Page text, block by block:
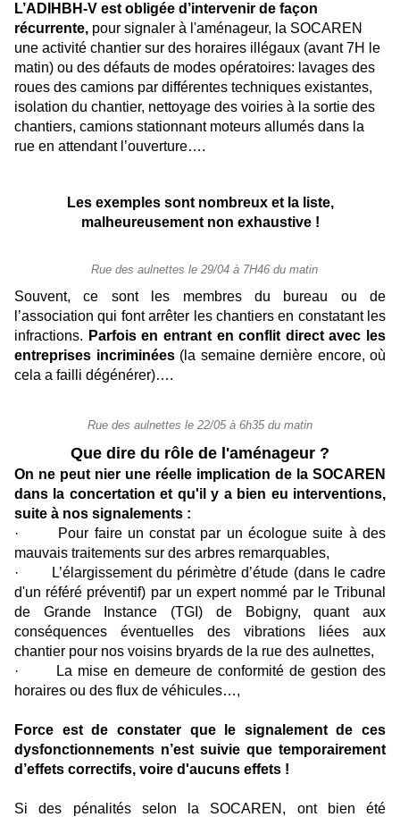
L’ADIHBH-V est obligée d’intervenir de façon
récurrente, pour signaler à l'aménageur, la SOCAREN
une activité chantier sur des horaires illégaux (avant 7H le
matin) ou des défauts de modes opératoires: lavages des
roues des camions par différentes techniques existantes,
isolation du chantier, nettoyage des voiries à la sortie des
chantiers, camions stationnant moteurs allumés dans la
rue en attendant l’ouverture….
Les exemples sont nombreux et la liste,
malheureusement non exhaustive !
Rue des aulnettes le 29/04 à 7H46 du matin
Souvent, ce sont les membres du bureau ou de
l’association qui font arrêter les chantiers en constatant les
infractions. Parfois en entrant en conflit direct avec les
entreprises incriminées(la semaine dernière encore, où
cela a failli dégénérer)….
Rue des aulnettes le 22/05 à 6h35 du matin
Que dire du rôle de l'aménageur ?
On ne peut nier une réelle implication de la SOCAREN
dans la concertation et qu'il y a bien eu interventions,
suite à nos signalements :
· Pour faire un constat par un écologue suite à des
mauvais traitements sur des arbres remarquables,
· L’élargissement du périmètre d’étude (dans le cadre
d'un référé préventif) par un expert nommé par le Tribunal
de Grande Instance (TGI) de Bobigny, quant aux
conséquences éventuelles des vibrations liées aux
chantier pour nos voisins bryards de la rue des aulnettes,
· La mise en demeure de conformité de gestion des
horaires ou des flux de véhicules…,
Force est de constater que le signalement de ces
dysfonctionnements n’est suivie que temporairement
d’effets correctifs, voire d'aucuns effets !
Si des pénalités selon la SOCAREN, ont bien été